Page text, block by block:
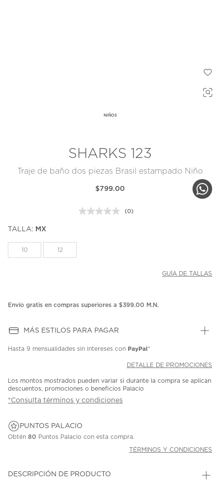
NIÑOS
SHARKS 123
Traje de baño dos piezas Brasil estampado Niño
$799.00
Sin
(0)
TALLA: MX
10 12
GUÍA DE TALLAS
Envío gratis en compras superiores a $399.00 M.N.
MÁS ESTILOS PARA PAGAR
Hasta 9 mensualidades sin intereses con PayPal*
DETALLE DE PROMOCIONES
Los montos mostrados pueden variar si durante la compra se aplican
descuentos, promociones o beneficios Palacio
*Consulta términos y condiciones
PUNTOS PALACIO
Obtén 80 Puntos Palacio con esta compra.
TÉRMINOS Y CONDICIONES
DESCRIPCIÓN DE PRODUCTO